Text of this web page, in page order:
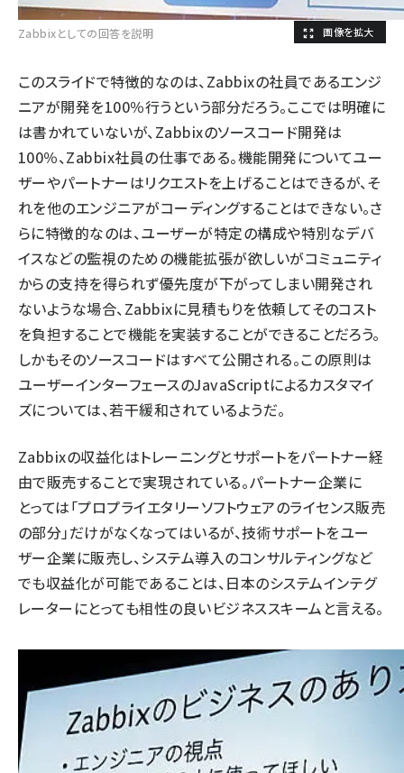
Zabbixとしての回答を説明
このスライドで特徴的なのは、Zabbixの社員であるエンジ
ニアが開発を100％行うという部分だろう。ここでは明確に
は書かれていないが、Zabbixのソースコード開発は
100％、Zabbix社員の仕事である。機能開発についてユー
ザーやパートナーはリクエストを上げることはできるが、そ
れを他のエンジニアがコーディングすることはできない。さ
らに特徴的なのは、ユーザーが特定の構成や特別なデバ
イスなどの監視のための機能拡張が欲しいがコミュニティ
からの支持を得られず優先度が下がってしまい開発され
ないような場合、Zabbixに見積もりを依頼してそのコスト
を負担することで機能を実装することができることだろう。
しかもそのソースコードはすべて公開される。この原則は
ユーザーインターフェースのJavaScriptによるカスタマイ
ズについては、若干緩和されているようだ。
Zabbixの収益化はトレーニングとサポートをパートナー経
由で販売することで実現されている。パートナー企業に
とっては「プロプライエタリーソフトウェアのライセンス販売
の部分」だけがなくなってはいるが、技術サポートをユー
ザー企業に販売し、システム導入のコンサルティングなど
でも収益化が可能であることは、日本のシステムインテグ
レーターにとっても相性の良いビジネススキームと言える。